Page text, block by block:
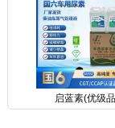
启蓝素(优级